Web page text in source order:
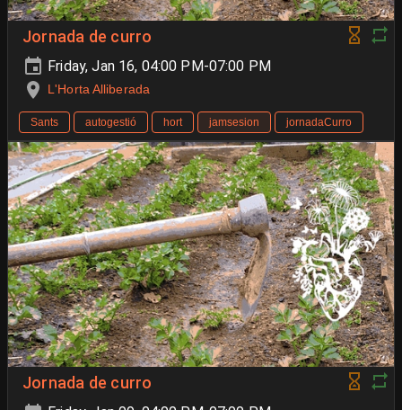
Jornada de curro
Friday, Jan 16, 04:00 PM-07:00 PM
L'Horta Alliberada
Sants autogestió hort jamsesion jornadaCurro
Jornada de curro